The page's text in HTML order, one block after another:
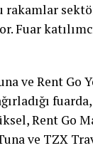
rakamlar
ve Rent Go
Rent Go
ve TZX